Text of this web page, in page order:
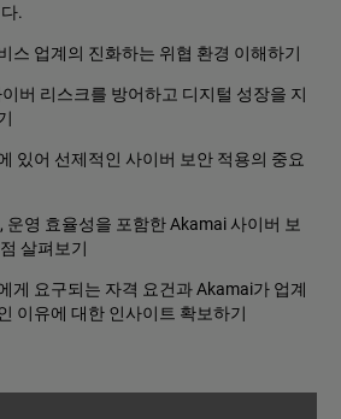
.
스 업계의 진화하는 위협 환경 이해하기
버 리스크를 방어하고 디지털 성장을 지
있어 선제적인 사이버 보안 적용의 중요
운영 효율성을 포함한 Akamai 사이버 보
살펴보기
게 요구되는 자격 요건과 Akamai가 업계
이유에 대한 인사이트 확보하기